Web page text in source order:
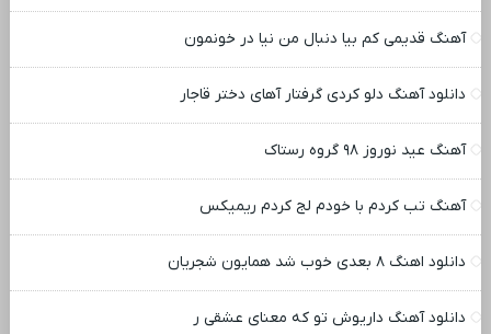
آهنگ قدیمی کم بیا دنبال من نیا در خونمون
دانلود آهنگ دلو کردی گرفتار آهای دختر قاجار
آهنگ عید نوروز ۹۸ گروه رستاک
آهنگ تب کردم با خودم لج کردم ریمیکس
دانلود اهنگ ۸ بعدی خوب شد همایون شجریان
دانلود آهنگ داریوش تو که معنای عشقی ر